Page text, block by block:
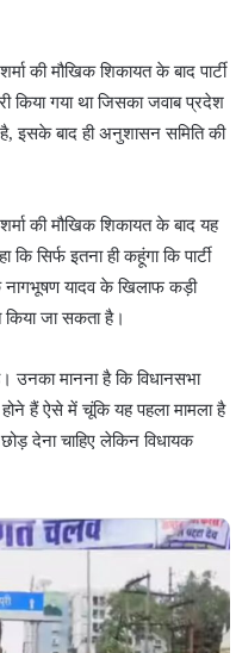
की मौखिक शिकायत के बाद पार्टी
किया गया था जिसका जवाब प्रदेश
है, इसके बाद ही अनुशासन समिति की
की मौखिक शिकायत के बाद यह
सिर्फ इतना ही कहूंगा कि पार्टी
नागभूषण यादव के खिलाफ कड़ी
किया जा सकता है।
उनका मानना है कि विधानसभा
हैं ऐसे में चूंकि यह पहला मामला है
देना चाहिए लेकिन विधायक